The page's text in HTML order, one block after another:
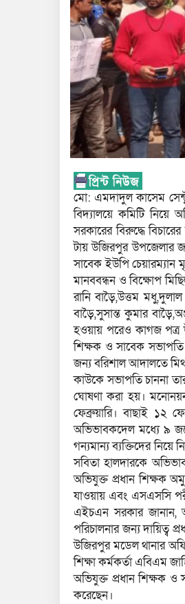
মো: এমদাদুল কাসেম
বিদ্যালয়ে কমিটি
সরকারের বিরুদ্ধে
টায় উজিরপুর উপজেলার
সাবেক ইউপি চেয়ারম্যান
মানববন্ধন ও বিক্ষোপ
রানি বাড়ৈ,উত্তম
বাড়ৈ,সুসান্ত কুমার
হওয়ায় পরেও কাগজ পত্র
শিক্ষক ও সাবেক
জন্য বরিশাল আদালতে
কাউকে সভাপতি চাননা
ঘোষণা করা হয়।
ফেব্রুয়ারি। বাছাই ১২
অভিভাবকদেল মধ্যে ৯
গন্যমান্য ব্যক্তিদের নিয়ে
সবিতা হালদারকে
অভিযুক্ত প্রধান শিক্ষক
যাওয়ায় এবং এসএসসি
এইচএন সরকার জানান,
পরিচালনার জন্য দায়িত্ব
উজিরপুর মডেল থানার
শিক্ষা কর্মকর্তা এবিএম
অভিযুক্ত প্রধান শিক্ষক ও
করেছেন।